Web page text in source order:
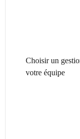
Choisir un
votre équipe